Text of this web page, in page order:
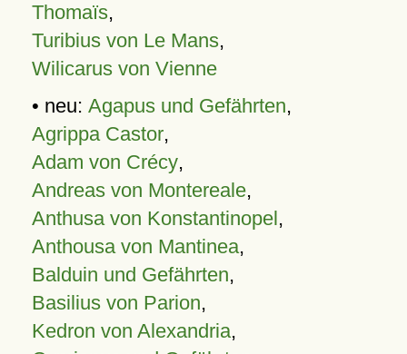
Thomaïs,
Turibius von Le Mans,
Wilicarus von Vienne
• neu: Agapus und Gefährten,
Agrippa Castor,
Adam von Crécy,
Andreas von Montereale,
Anthusa von Konstantinopel,
Anthousa von Mantinea,
Balduin und Gefährten,
Basilius von Parion,
Kedron von Alexandria,